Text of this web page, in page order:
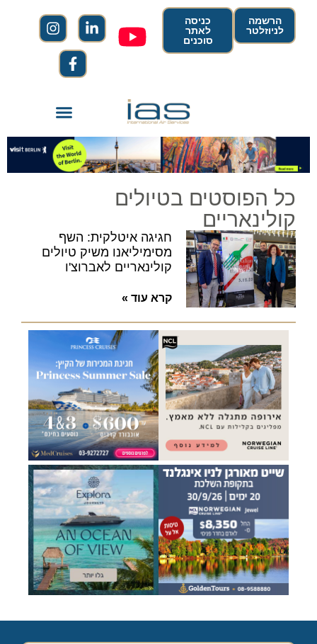
הרשמה
לניוזלטר
כניסה
לאתר
סוכנים
כל הפוסטים בטיולים
קולינאריים
חגיגה איטלקית: השף
מסימיליאנו משיק טיולים
קולינאריים לאברוצ'ו
קרא עוד »